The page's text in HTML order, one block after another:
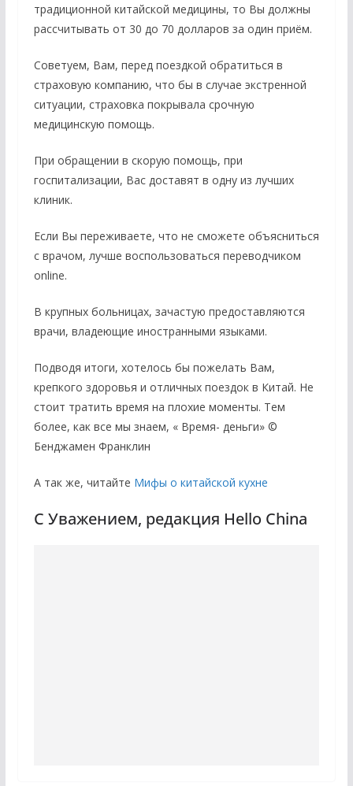
традиционной китайской медицины, то Вы должны
рассчитывать от 30 до 70 долларов за один приём.
Советуем, Вам, перед поездкой обратиться в
страховую компанию, что бы в случае экстренной
ситуации, страховка покрывала срочную
медицинскую помощь.
При обращении в скорую помощь, при
госпитализации, Вас доставят в одну из лучших
клиник.
Если Вы переживаете, что не сможете объясниться
с врачом, лучше воспользоваться переводчиком
online.
В крупных больницах, зачастую предоставляются
врачи, владеющие иностранными языками.
Подводя итоги, хотелось бы пожелать Вам,
крепкого здоровья и отличных поездок в Китай. Не
стоит тратить время на плохие моменты. Тем
более, как все мы знаем, « Время- деньги» ©️
Бенджамен Франклин
А так же, читайте Мифы о китайской кухне
С Уважением, редакция Hello China